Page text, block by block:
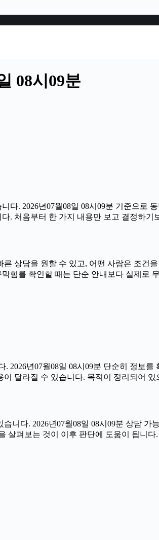
08시09분
. 2026년07월08일 08시09분 기준으로
. 처음부터 한 가지 내용만 보고 결정하
상담을 원할 수 있고, 어떤 사람은 조건
힘를 확인할 때는 단순 안내보다 실제로
년07월08일 08시09분 단순히 정보
달라질 수 있습니다. 목적이 정리되어
다. 2026년07월08일 08시09분 상담 가
살펴보는 것이 이후 판단에 도움이 됩니다.